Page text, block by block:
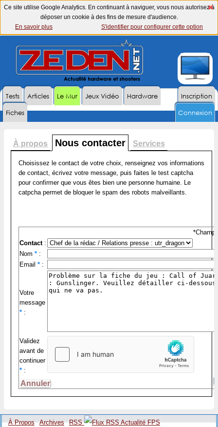
Ce site utilise Google Analytics. En continuant à naviguer, vous nous autorisez à
déposer un cookie à des fins de mesure d'audience.
En savoir plus
S'identifier pour configurer cette option
Inscription
Tests Articles Le Mur Jeux Vidéo
Hardware
Fiches
Connexion
À propos Nous contacter Services
Choisissez le contact de votre choix, renseignez vos informations
de contact, écrivez votre message, puis faites le test captcha
pour confirmer que vous êtes bien une personne humaine. Le
catpcha permet de bloquer le spam des robots malveillants.
Contact:
Nom * :
Email * :
Votre
message
* :
Validez
avant de
continuer
* :
À Propos Archives RSS